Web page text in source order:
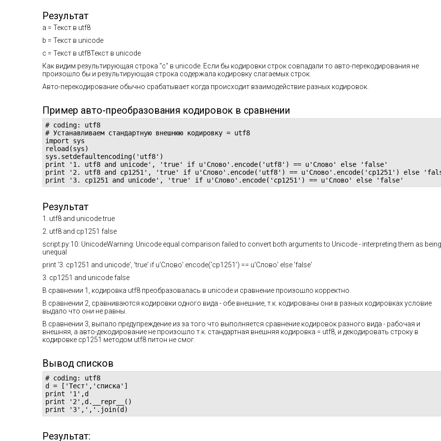
Результат
a = Текст в utf8
b = Текст в unicode
c = Текст в utf8Текст в unicode
Как видим результирующая строка "c" в unicode. Если бы кодировки строк совпадали то авто-перекодирования не
произошло бы и результирующая строка содержала кодировку слагаемых строк.
Авто-перекодирование обычно срабатывает когда происходит взаимодействие разных кодировок.
Пример авто-преобразования кодировок в сравнении
# coding: utf8
# Устанавливаем стандартную внешнюю кодировку = utf8
import sys
reload(sys)
sys.setdefaultencoding('utf8')
print '1. utf8 and unicode', 'true' if u'Слово'.encode('utf8') == u'Слово' else 'false'
print '2. utf8 and cp1251', 'true' if u'Слово'.encode('utf8') == u'Слово'.encode('cp1251') else
print '3. cp1251 and unicode', 'true' if u'Слово'.encode('cp1251') == u'Слово' else 'false'
Результат
1. utf8 and unicode true
2. utf8 and cp1251 false
script.py:10: UnicodeWarning: Unicode equal comparison failed to convert both arguments to Unicode - interpreting them as being
unequal
print '3. cp1251 and unicode', 'true' if u'Слово'.encode('cp1251') == u'Слово' else 'false'
3. cp1251 and unicode false
В сравнении 1, кодировка utf8 преобразовалась в unicode и сравнение произошло корректно.
В сравнении 2, сравниваются кодировки одного вида - обе внешние, т.к. кодированы они в разных кодировках условие
выдало что они не равны.
В сравнении 3, выпало предупреждение из за того что выполняется сравнение кодировок разного вида - рабочая и
внешняя, а авто-декодирование не произошло т.к. стандартная внешняя кодировка = utf8, и декодировать строку в
кодировке cp1251 методом utf8 питон не смог.
Вывод списков
# coding: utf8
d = ['Тест','списка']
print '1',d
print '2',d.__repr__()
print '3',','.join(d)
Результат: